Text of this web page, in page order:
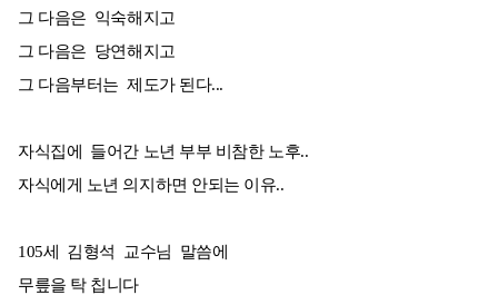
그 다음은 익숙해지고
그 다음은 당연해지고
그 다음부터는 제도가 된다...
자식집에 들어간 노년 부부 비참한 노후..
자식에게 노년 의지하면 안되는 이유..
105세 김형석 교수님 말씀에
무릎을 탁 칩니다